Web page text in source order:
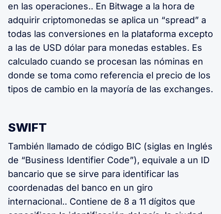
en las operaciones.. En Bitwage a la hora de
adquirir criptomonedas se aplica un “spread” a
todas las conversiones en la plataforma excepto
a las de USD dólar para monedas estables. Es
calculado cuando se procesan las nóminas en
donde se toma como referencia el precio de los
tipos de cambio en la mayoría de las exchanges.
SWIFT
También llamado de código BIC (siglas en Inglés
de “Business Identifier Code”), equivale a un ID
bancario que se sirve para identificar las
coordenadas del banco en un giro
internacional.. Contiene de 8 a 11 dígitos que